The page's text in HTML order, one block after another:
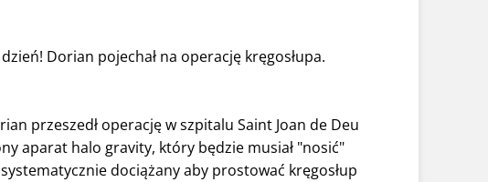
Dorian pojechał na operację kręgosłupa.
przeszedł operację w szpitalu Saint Joan de Deu
aparat halo gravity, który będzie musiał "nosić"
dociążany aby prostować kręgosłup